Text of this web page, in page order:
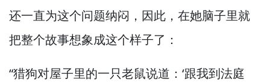
还一直为这个问题纳闷， 因此， 在她脑子里就
把整个故事想象成这个样子了：
“猎狗对屋子里的一只老鼠说道：‘跟我到法庭